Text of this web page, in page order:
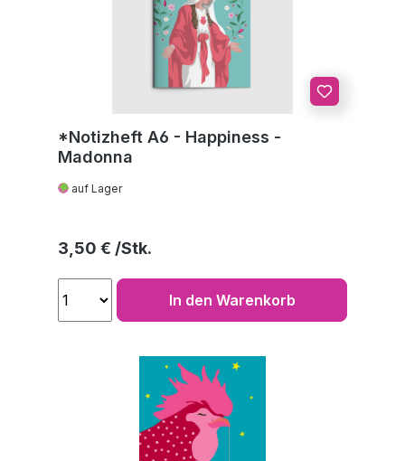
*Notizheft A6 - Happiness -
Madonna
auf Lager
Regulärer Preis:
3,50 €
In den Warenkorb